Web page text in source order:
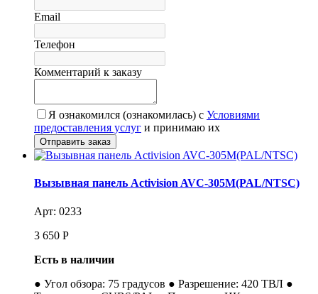
Email
Телефон
Комментарий к заказу
Я ознакомился (ознакомилась) с Условиями
предоставления услуг и принимаю их
Вызывная панель Activision AVC-305M(PAL/NTSC)
Арт: 0233
3 650 Р
Есть в наличии
● Угол обзора: 75 градусов ● Разрешение: 420 ТВЛ ●